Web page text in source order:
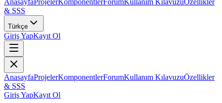
AnasayfaProjelerKomponentlerForumKullanım KılavuzuÖzellikler
& SSS
Türkçe
Giriş YapKayıt Ol
AnasayfaProjelerKomponentlerForumKullanım KılavuzuÖzellikler
& SSS
Giriş YapKayıt Ol